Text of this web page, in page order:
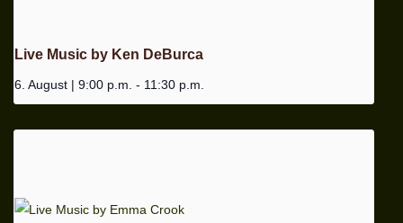
Live Music by Ken DeBurca
6. August | 9:00 p.m. - 11:30 p.m.